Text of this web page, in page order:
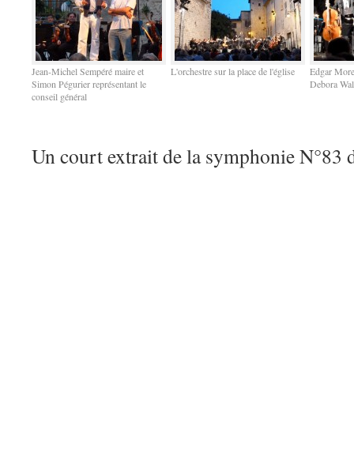
Jean-Michel Sempéré maire et
Simon Pégurier représentant le
conseil général
L'orchestre sur la place de l'église
Edgar
Debora
Un court extrait de la symphonie N°83